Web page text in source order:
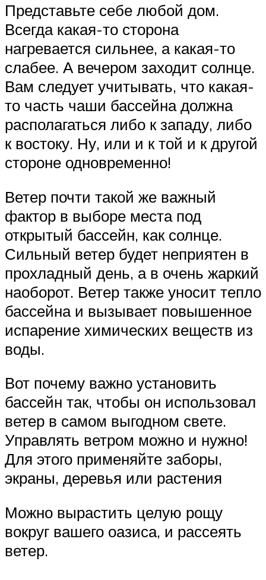
Представьте себе любой дом.
Всегда какая-то сторона
нагревается сильнее, а какая-то
слабее. А вечером заходит солнце.
Вам следует учитывать, что какая-
то часть чаши бассейна должна
располагаться либо к западу, либо
к востоку. Ну, или и к той и к другой
стороне одновременно!
Ветер почти такой же важный
фактор в выборе места под
открытый бассейн, как солнце.
Сильный ветер будет неприятен в
прохладный день, а в очень жаркий
наоборот. Ветер также уносит тепло
бассейна и вызывает повышенное
испарение химических веществ из
воды.
Вот почему важно установить
бассейн так, чтобы он использовал
ветер в самом выгодном свете.
Управлять ветром можно и нужно!
Для этого применяйте заборы,
экраны, деревья или растения
Можно вырастить целую рощу
вокруг вашего оазиса, и рассеять
ветер.